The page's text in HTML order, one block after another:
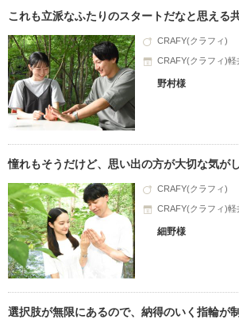
これも立派なふたりのスタートだなと思える
CRAFY(クラフィ)
CRAFY(クラフィ)軽
野村様
憧れもそうだけど、思い出の方が大切な気がし
CRAFY(クラフィ)
CRAFY(クラフィ)軽
細野様
選択肢が無限にあるので、納得のいく指輪が